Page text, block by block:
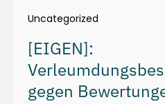
Uncategorized
[EIGEN]:
gegen